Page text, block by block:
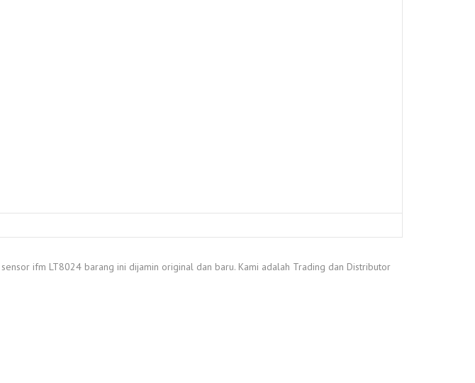
ifm LT8024 barang ini dijamin original dan baru. Kami adalah Trading dan Distributor